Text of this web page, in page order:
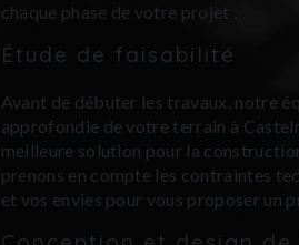
chaque phase de votre projet :
Étude de faisabilité
Avant de débuter les travaux, notre
approfondie de votre terrain à
meilleure solution pour la
prenons en compte les contraintes
et vos envies pour vous proposer un